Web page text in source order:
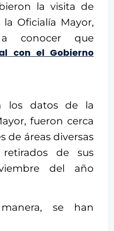
la visita de
Oficialía Mayor,
conocer que
con el Gobierno
los datos de la
fueron cerca
de áreas diversas
de sus
del año
se han